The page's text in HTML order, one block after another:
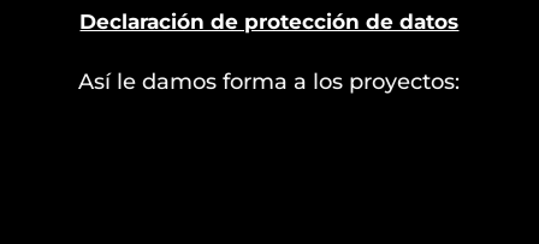
Declaración de protección de datos
Así le damos forma a los proyectos: